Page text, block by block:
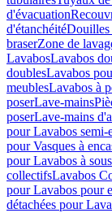
d'évacuation
d'étanchéitéDouilles
braserZone de
LavabosLavabos
doublesLavabos
meublesLavabos à
poserLave-mains
poserLave-mains
pour Lavabos semi-
pour Vasques à
pour Lavabos à
collectifsLavabos
pour Lavabos pour
détachées pour